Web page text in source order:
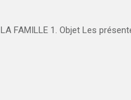
LA FAMILLE 1. Objet Les